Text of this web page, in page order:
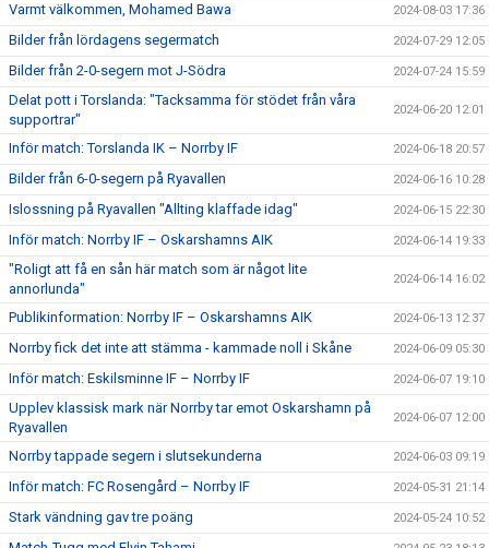
Varmt välkommen, Mohamed Bawa 2024-08-03 17:36
Bilder från lördagens segermatch 2024-07-29 12:05
Bilder från 2-0-segern mot J-Södra 2024-07-24 15:59
Delat pott i Torslanda: "Tacksamma för stödet från våra
supportrar"
2024-06-20 12:01
Inför match: Torslanda IK – Norrby IF 2024-06-18 20:57
Bilder från 6-0-segern på Ryavallen 2024-06-16 10:28
Islossning på Ryavallen "Allting klaffade idag" 2024-06-15 22:30
Inför match: Norrby IF – Oskarshamns AIK 2024-06-14 19:33
"Roligt att få en sån här match som är något lite
annorlunda"
2024-06-14 16:02
Publikinformation: Norrby IF – Oskarshamns AIK 2024-06-13 12:37
Norrby fick det inte att stämma - kammade noll i Skåne 2024-06-09 05:30
Inför match: Eskilsminne IF – Norrby IF 2024-06-07 19:10
Upplev klassisk mark när Norrby tar emot Oskarshamn på
Ryavallen
2024-06-07 12:00
Norrby tappade segern i slutsekunderna 2024-06-03 09:19
Inför match: FC Rosengård – Norrby IF 2024-05-31 21:14
Stark vändning gav tre poäng 2024-05-24 10:52